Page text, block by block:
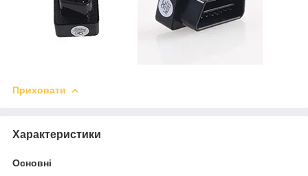
Приховати
Характеристики
Основні